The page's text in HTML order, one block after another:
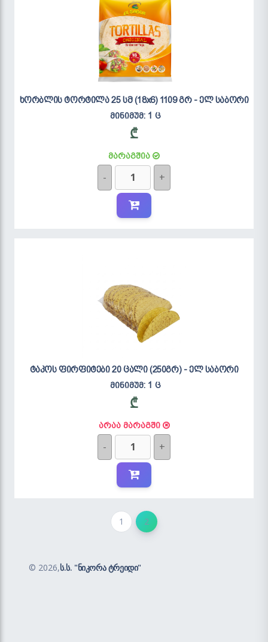
ხორბლის ტორტილა 25 სმ (18x6) 1109 გრ - ელ საბორი
მინიმუმ: 1 ც
₾
მარაგშია
- +
ტაკოს ფირფიტები 20 ცალი (250გრ) - ელ საბორი
მინიმუმ: 1 ც
₾
არაა მარაგში
- +
1 2
© 2026,ს.ს. "ნიკორა ტრეიდი"